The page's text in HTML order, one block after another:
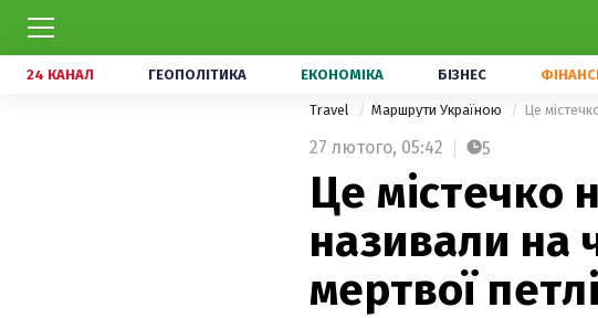
24 КАНАЛ ГЕОПОЛІТИКА ЕКОНОМІКА БІЗНЕС
Travel Маршрути Україною Це
27 лютого, 05:42 5
Це містечко
називали на
мертвої петлі